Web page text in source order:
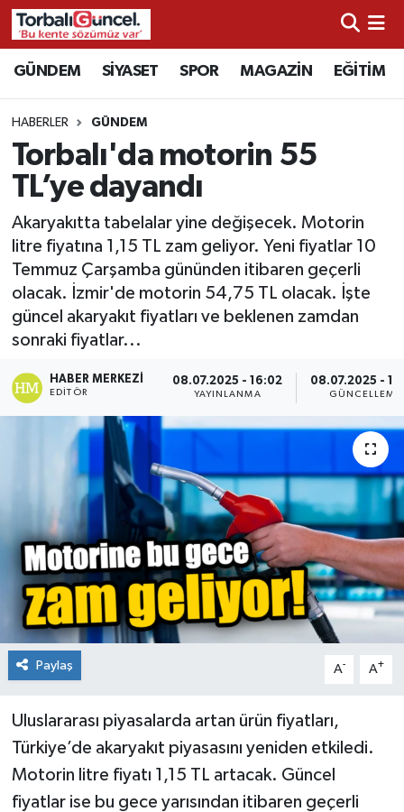
GÜNDEM SİYASET SPOR MAGAZİN EĞİTİM
HABERLER GÜNDEM
Torbalı'da motorin 55
TL’ye dayandı
Akaryakıtta tabelalar yine değişecek. Motorin
litre fiyatına 1,15 TL zam geliyor. Yeni fiyatlar 10
Temmuz Çarşamba gününden itibaren geçerli
olacak. İzmir'de motorin 54,75 TL olacak. İşte
güncel akaryakıt fiyatları ve beklenen zamdan
sonraki fiyatlar...
HABER MERKEZI
EDITÖR
08.07.2025 - 16:02
YAYINLANMA
08.07.2025 -
GÜNCELLEME
Paylaş A- A+
Uluslararası piyasalarda artan ürün fiyatları,
Türkiye’de akaryakıt piyasasını yeniden etkiledi.
Motorin litre fiyatı 1,15 TL artacak. Güncel
fiyatlar ise bu gece yarısından itibaren geçerli
İzmir Nöbetçi Eczaneler
İzmir Hava Durumu
İzmir Namaz Vakitleri
İzmir Trafik Yoğunluk Haritası
Süper Lig Puan Durumu ve Fikstür
Tüm Manşetler
Son Dakika Haberleri
Haber Arşivi